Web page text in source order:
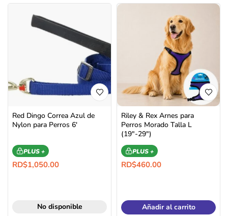
Red Dingo Correa Azul de
Nylon para Perros 6′
PLUS +
RD$1,050.00
No disponible
Riley & Rex Arnes para
Perros Morado Talla L
(19″-29″)
PLUS +
RD$460.00
Añadir al carrito